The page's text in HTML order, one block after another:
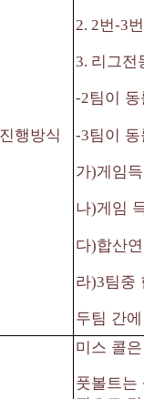
행방식
2. 2번-3번
3. 리그전
-2팀이
-3팀이
가)게임
나)게임
다)합산
라)3팀중
두팀 간
미스 콜
풋볼트는